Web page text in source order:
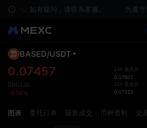
服务。如有疑问，请联系客服。 为遵
BASED/USDT
0.07457
RM 0.30
-0.56%
24h 最高价
0.07601
24h 最低价
0.07223
图表 委托订单 最新成交 币种资料 交